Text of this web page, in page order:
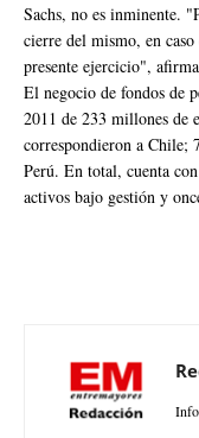
Sachs, no es inminente.
cierre del mismo, en
presente ejercicio",
El negocio de fondos de
2011 de 233 millones de
correspondieron a Chile;
Perú. En total, cuenta
activos bajo gestión y